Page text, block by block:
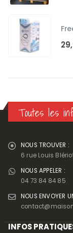
Toutes les
NOUS TROUVER :
6 rue Louis
NOUS APPELER :
04 73 84 84 85
NOUS ENVOYER
INFOS